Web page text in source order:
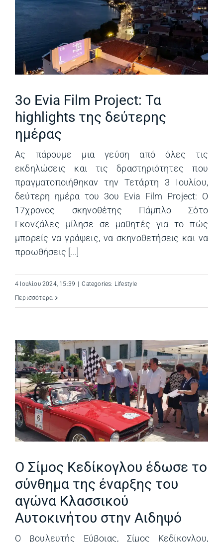
3o Evia Film Project: Τα
highlights της δεύτερης
ημέρας
Ας πάρουμε μια γεύση από όλες τις
εκδηλώσεις και τις δραστηριότητες που
πραγματοποιήθηκαν την Τετάρτη 3 Ιουλίου,
δεύτερη ημέρα του 3ου Evia Film Project: O
17χρονος σκηνοθέτης Πάμπλο Σότο
Γκονζάλες μίλησε σε μαθητές για το πώς
μπορείς να γράψεις, να σκηνοθετήσεις και να
προωθήσεις [...]
4 Ιουλίου 2024, 15:39 Categories: Lifestyle
Περισσότερα
Ο Σίμος Κεδίκογλου έδωσε το
σύνθημα της έναρξης του
αγώνα Κλασσικού
Αυτοκινήτου στην Αιδηψό
Ο βουλευτής Εύβοιας, Σίμος Κεδίκογλου,